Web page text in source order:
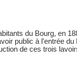
du Bourg, en
public à l'entrée
de ces trois